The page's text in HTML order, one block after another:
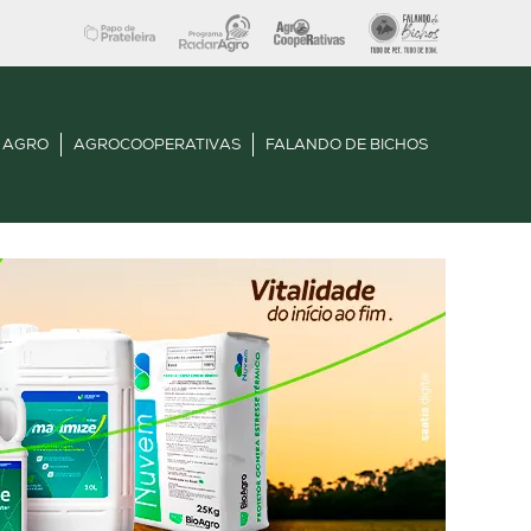
AGROCOOPERATIVAS FALANDO DE BICHOS